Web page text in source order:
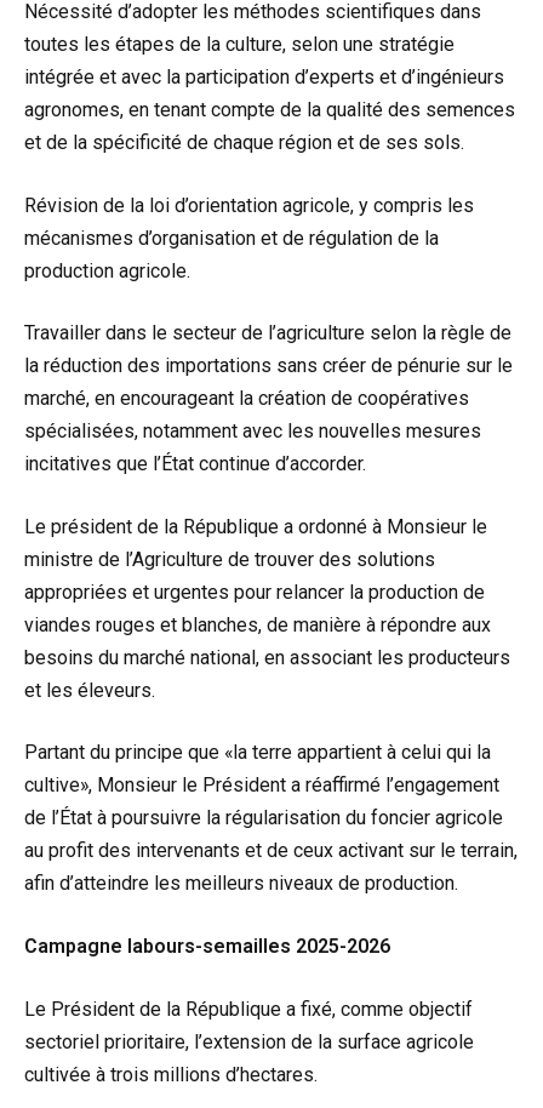
Nécessité d’adopter les méthodes scientifiques dans
toutes les étapes de la culture, selon une stratégie
intégrée et avec la participation d’experts et d’ingénieurs
agronomes, en tenant compte de la qualité des semences
et de la spécificité de chaque région et de ses sols.
Révision de la loi d’orientation agricole, y compris les
mécanismes d’organisation et de régulation de la
production agricole.
Travailler dans le secteur de l’agriculture selon la règle de
la réduction des importations sans créer de pénurie sur le
marché, en encourageant la création de coopératives
spécialisées, notamment avec les nouvelles mesures
incitatives que l’État continue d’accorder.
Le président de la République a ordonné à Monsieur le
ministre de l’Agriculture de trouver des solutions
appropriées et urgentes pour relancer la production de
viandes rouges et blanches, de manière à répondre aux
besoins du marché national, en associant les producteurs
et les éleveurs.
Partant du principe que «la terre appartient à celui qui la
cultive», Monsieur le Président a réaffirmé l’engagement
de l’État à poursuivre la régularisation du foncier agricole
au profit des intervenants et de ceux activant sur le terrain,
afin d’atteindre les meilleurs niveaux de production.
Campagne labours-semailles 2025-2026
Le Président de la République a fixé, comme objectif
sectoriel prioritaire, l’extension de la surface agricole
cultivée à trois millions d’hectares.